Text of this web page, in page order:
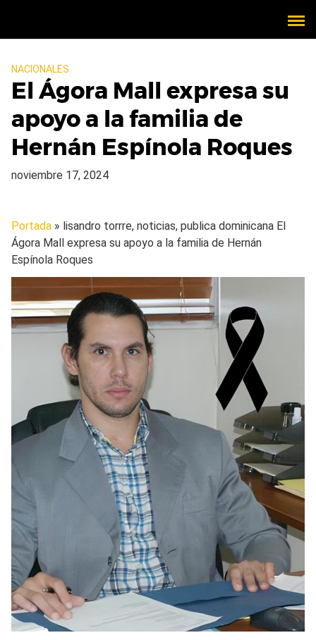
NACIONALES
El Ágora Mall expresa su
apoyo a la familia de
Hernán Espínola Roques
noviembre 17, 2024
Portada » lisandro torrre, noticias, publica dominicana El
Ágora Mall expresa su apoyo a la familia de Hernán
Espínola Roques